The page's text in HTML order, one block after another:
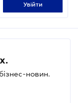
увійти
новин.